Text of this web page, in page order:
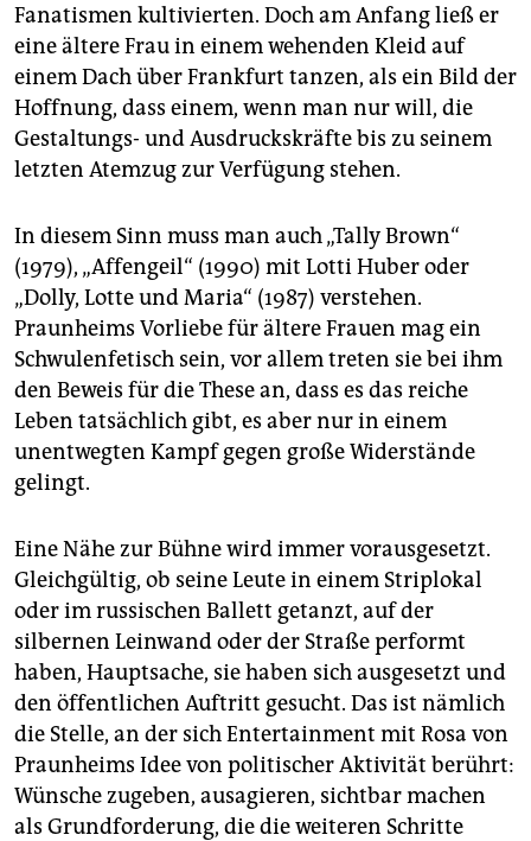
Fanatismen kultivierten. Doch am Anfang ließ er
eine ältere Frau in einem wehenden Kleid auf
einem Dach über Frankfurt tanzen, als ein Bild der
Hoffnung, dass einem, wenn man nur will, die
Gestaltungs- und Ausdruckskräfte bis zu seinem
letzten Atemzug zur Verfügung stehen.
In diesem Sinn muss man auch „Tally Brown“
(1979), „Affengeil“ (1990) mit Lotti Huber oder
„Dolly, Lotte und Maria“ (1987) verstehen.
Praunheims Vorliebe für ältere Frauen mag ein
Schwulenfetisch sein, vor allem treten sie bei ihm
den Beweis für die These an, dass es das reiche
Leben tatsächlich gibt, es aber nur in einem
unentwegten Kampf gegen große Widerstände
gelingt.
Eine Nähe zur Bühne wird immer vorausgesetzt.
Gleichgültig, ob seine Leute in einem Striplokal
oder im russischen Ballett getanzt, auf der
silbernen Leinwand oder der Straße performt
haben, Hauptsache, sie haben sich ausgesetzt und
den öffentlichen Auftritt gesucht. Das ist nämlich
die Stelle, an der sich Entertainment mit Rosa von
Praunheims Idee von politischer Aktivität berührt:
Wünsche zugeben, ausagieren, sichtbar machen
als Grundforderung, die die weiteren Schritte